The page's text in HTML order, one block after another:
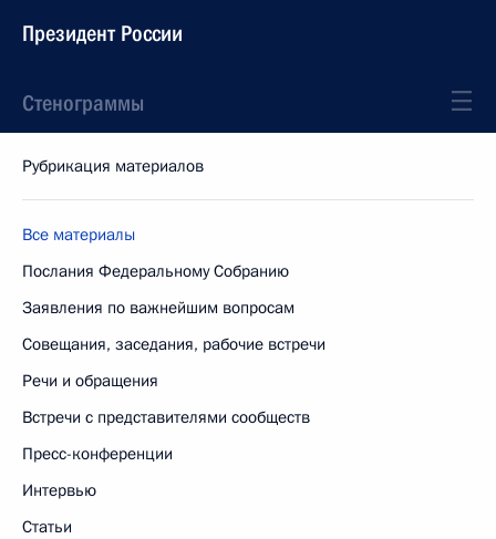
Президент России
Стенограммы
Рубрикация материалов
Все материалы
Послания Федеральному Собранию
Заявления по важнейшим вопросам
Совещания, заседания, рабочие встречи
Речи и обращения
Встречи с представителями сообществ
Пресс-конференции
Интервью
Статьи